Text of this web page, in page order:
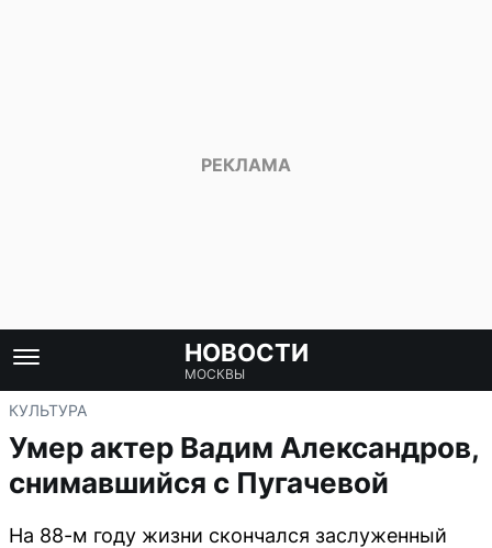
НОВОСТИ
МОСКВЫ
КУЛЬТУРА
Умер актер Вадим Александров,
снимавшийся с Пугачевой
На 88-м году жизни скончался заслуженный